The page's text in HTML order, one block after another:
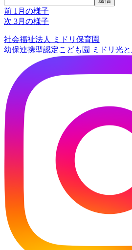
投
稿
ナ
ー
シ
ョ
前 前
の
稿:
1月の様子
次 次
投
稿:
3月の様子
社会福祉法人
ミドリ保育園
幼保連携型認定こども園
ミドリ光